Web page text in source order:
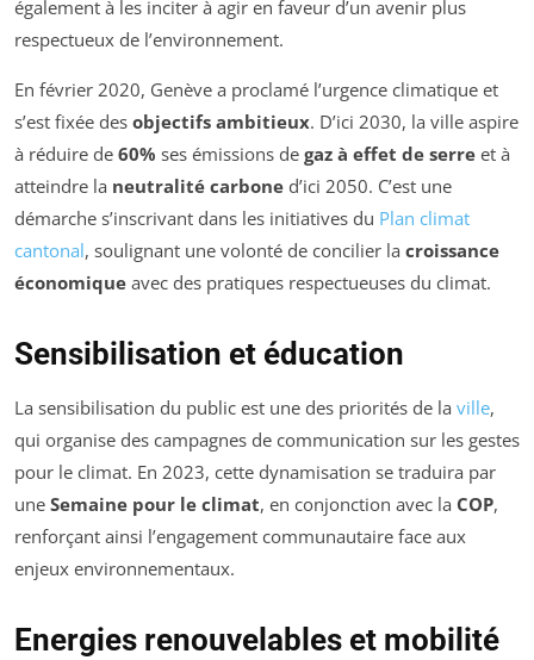
également à les inciter à agir en faveur d’un avenir plus
respectueux de l’environnement.
En février 2020, Genève a proclamé l’urgence climatique et
s’est fixée des objectifs ambitieux. D’ici 2030, la ville aspire
à réduire de 60% ses émissions de gaz à effet de serre et à
atteindre la neutralité carbone d’ici 2050. C’est une
démarche s’inscrivant dans les initiatives du Plan climat
cantonal, soulignant une volonté de concilier la croissance
économique avec des pratiques respectueuses du climat.
Sensibilisation et éducation
La sensibilisation du public est une des priorités de la ville,
qui organise des campagnes de communication sur les gestes
pour le climat. En 2023, cette dynamisation se traduira par
une Semaine pour le climat, en conjonction avec la COP,
renforçant ainsi l’engagement communautaire face aux
enjeux environnementaux.
Energies renouvelables et mobilité